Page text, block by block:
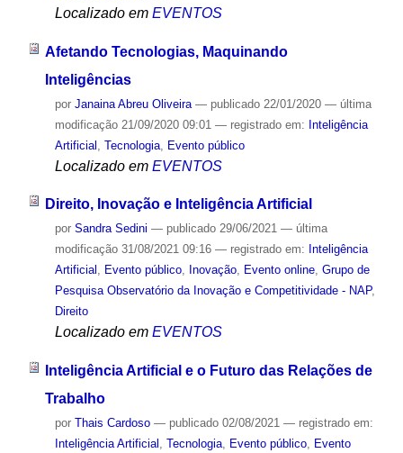
Localizado em EVENTOS
Afetando Tecnologias, Maquinando
Inteligências
por Janaina Abreu Oliveira — publicado22/01/2020 — última
modificação21/09/2020 09:01 — registrado em: Inteligência
Artificial Tecnologia, Evento público
Localizado em EVENTOS
Direito, Inovação e Inteligência Artificial
por Sandra Sedini — publicado29/06/2021 — última
modificação31/08/2021 09:16 — registrado em: Inteligência
Artificial , Evento público, Inovação, Evento online, Grupo de
Pesquisa Observatório da Inovação e Competitividade - NAP,
Direito
Localizado em EVENTOS
Inteligência Artificial e o Futuro das Relações de
Trabalho
por Thais Cardoso — publicado02/08/2021 — registrado em:
Inteligência Artificial , Tecnologia, Evento público, Evento